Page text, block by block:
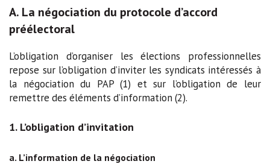
A. La négociation du protocole d’accord
préélectoral
L’obligation d’organiser les élections professionnelles
repose sur l’obligation d’inviter les syndicats intéressés à
la négociation du PAP (1) et sur l’obligation de leur
remettre des éléments d’information (2).
1. L’obligation d’invitation
a. L’information de la négociation